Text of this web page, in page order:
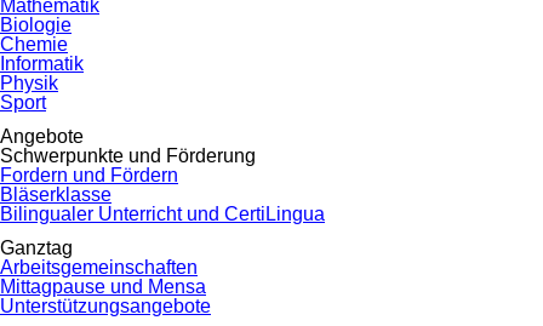
Mathematik
Biologie
Chemie
Informatik
Physik
Sport
Angebote
Schwerpunkte und Förderung
Fordern und Fördern
Bläserklasse
Bilingualer Unterricht und CertiLingua
Ganztag
Arbeitsgemeinschaften
Mittagpause und Mensa
Unterstützungsangebote